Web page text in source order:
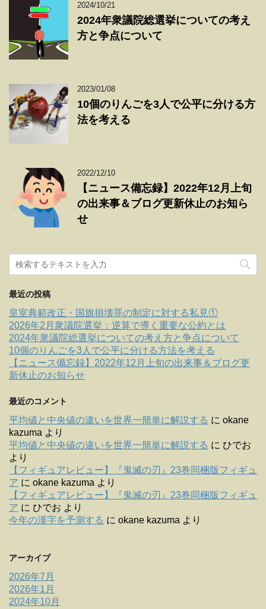
2024/10/21
2024年衆議院総選挙についての考え
方と争点について
2023/01/08
10個のりんごを3人で公平に分ける方
法を考える
2022/12/10
【ニュース備忘録】2022年12月上旬
の出来事＆ブログ更新休止のお知ら
せ
最近の投稿
皇室典範改正・国旗損壊罪の制定に対する私見①
2026年2月衆議院選挙：逆算で導く重要な公約とは
2024年衆議院総選挙についての考え方と争点について
10個のりんごを3人で公平に分ける方法を考える
【ニュース備忘録】2022年12月上旬の出来事＆ブログ更
新休止のお知らせ
最近のコメント
平均値と中央値の違いを世界一簡単に解説する に okane
kazuma より
平均値と中央値の違いを世界一簡単に解説する に ひでお
より
【フィギュアレビュー】『鬼滅の刃』23巻同梱版フィギュ
ア に okane kazuma より
【フィギュアレビュー】『鬼滅の刃』23巻同梱版フィギュ
ア に ひでお より
今年の漢字を予測する に okane kazuma より
アーカイブ
2026年7月
2026年1月
2024年10月